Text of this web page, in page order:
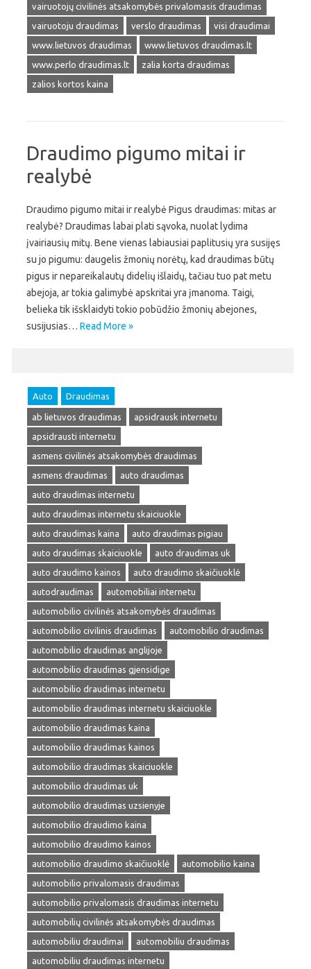
vairuotojų civilinės atsakomybės privalomasis draudimas
vairuotoju draudimas
verslo draudimas
visi draudimai
www.lietuvos draudimas
www.lietuvos draudimas.lt
www.perlo draudimas.lt
zalia korta draudimas
zalios kortos kaina
Draudimo pigumo mitai ir
realybė
Draudimo pigumo mitai ir realybė Pigus draudimas: mitas ar
realybė? Draudimas labai plati sąvoka, nuolat lydima
įvairiausių mitų. Bene vienas labiausiai paplitusių yra susijęs
su jo pigumu: daugelis žmonių norėtų, kad draudimas būtų
pigus ir nepareikalautų didelių išlaidų, tačiau tuo pat metu
abejoja, ar tokia galimybė apskritai yra įmanoma. Taigi,
belieka tik išsklaidyti tokio pobūdžio žmonių abejones,
susijusias… Read More »
Auto Draudimas
ab lietuvos draudimas
apsidrausk internetu
apsidrausti internetu
asmens civilinės atsakomybės draudimas
asmens draudimas
auto draudimas
auto draudimas internetu
auto draudimas internetu skaiciuokle
auto draudimas kaina
auto draudimas pigiau
auto draudimas skaiciuokle
auto draudimas uk
auto draudimo kainos
auto draudimo skaičiuoklė
autodraudimas
automobiliai internetu
automobilio civilinės atsakomybės draudimas
automobilio civilinis draudimas
automobilio draudimas
automobilio draudimas anglijoje
automobilio draudimas gjensidige
automobilio draudimas internetu
automobilio draudimas internetu skaiciuokle
automobilio draudimas kaina
automobilio draudimas kainos
automobilio draudimas skaiciuokle
automobilio draudimas uk
automobilio draudimas uzsienyje
automobilio draudimo kaina
automobilio draudimo kainos
automobilio draudimo skaičiuoklė
automobilio kaina
automobilio privalomasis draudimas
automobilio privalomasis draudimas internetu
automobilių civilinės atsakomybės draudimas
automobiliu draudimai
automobiliu draudimas
automobiliu draudimas internetu